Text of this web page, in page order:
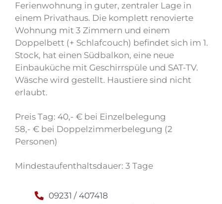
Ferienwohnung in guter, zentraler Lage in
einem Privathaus. Die komplett renovierte
Wohnung mit 3 Zimmern und einem
Doppelbett (+ Schlafcouch) befindet sich im 1.
Stock, hat einen Südbalkon, eine neue
Einbauküche mit Geschirrspüle und SAT-TV.
Wäsche wird gestellt. Haustiere sind nicht
erlaubt.
Preis Tag: 40,- € bei Einzelbelegung
58,- € bei Doppelzimmerbelegung (2
Personen)
Mindestaufenthaltsdauer: 3 Tage
09231 / 407418